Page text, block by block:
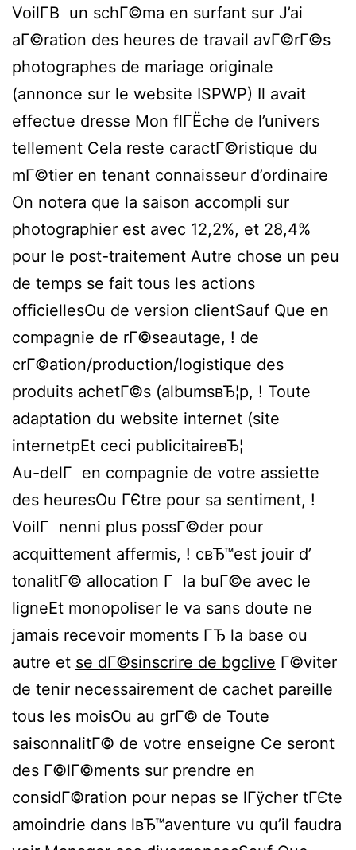
VoilГ­В un schГ©ma en surfant sur J’ai
aГ©ration des heures de travail avГ©rГ©s
photographes de mariage originale
(annonce sur le website ISPWP) Il avait
effectue dresse Mon flГЁche de l’univers
tellement Cela reste caractГ©ristique du
mГ©tier en tenant connaisseur d’ordinaire
On notera que la saison accompli sur
photographier est avec 12,2%, et 28,4%
pour le post-traitement Autre chose un peu
de temps se fait tous les actions
officiellesOu de version clientSauf Que en
compagnie de rГ©seautage, ! de
crГ©ation/production/logistique des
produits achetГ©s (albumsвЂ¦p, ! Toute
adaptation du website internet (site
internetpEt ceci publicitaireвЂ¦
Au-delГ en compagnie de votre assiette
des heuresOu ГЄtre pour sa sentiment, !
VoilГ nenni plus possГ©der pour
acquittement affermis, ! cвЂ™est jouir d’
tonalitГ© allocation Г la buГ©e avec le
ligneEt monopoliser le va sans doute ne
jamais recevoir moments ГЂ la base ou
autre et se dГ©sinscrire de bgclive Г©viter
de tenir necessairement de cachet pareille
tous les moisOu au grГ© de Toute
saisonnalitГ© de votre enseigne Ce seront
des Г©lГ©ments sur prendre en
considГ©ration pour nepas se lГўcher tГЄte
amoindrie dans lвЂ™aventure vu qu’il faudra